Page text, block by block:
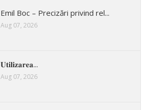
Emil Boc – Precizări privind rel...
Aug 07, 2026
𝐔𝐭𝐢𝐥𝐢𝐳𝐚𝐫𝐞𝐚...
Aug 07, 2026